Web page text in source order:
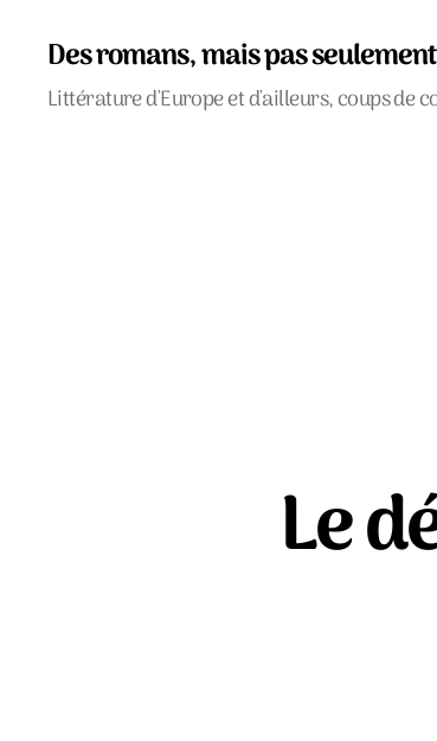
Des romans, mais pas seulement
Littérature d'Europe et d'ailleurs, coups de
Le